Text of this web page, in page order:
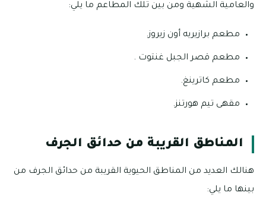
والعامية الشهية ومن بين تلك المطاعم ما يلي:
مطعم برازيريه أون زيروز.
مطعم قصر الجبل غنتوت .
مطعم كاترينغ.
مقهى تيم هورتنز.
المناطق القريبة من حدائق الجرف
هنالك العديد من المناطق الحيوية القريبة من حدائق الجرف من
بينها ما يلي: